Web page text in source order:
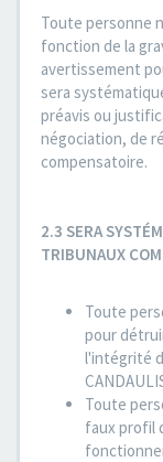
Toute personne
fonction de la
avertissement
sera
préavis ou
négociation, de
compensatoire.
2.3 SERA
TRIBUNAUX
Toute
pour
l'intégrité
Toute
faux profil